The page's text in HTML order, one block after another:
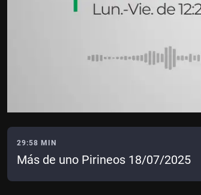
29:58 MIN
Más de uno Pirineos 18/07/2025